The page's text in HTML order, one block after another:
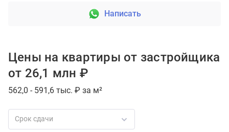
Написать
Цены на квартиры от застройщика
от 26,1 млн ₽
562,0 - 591,6 тыс. ₽ за м²
Срок сдачи